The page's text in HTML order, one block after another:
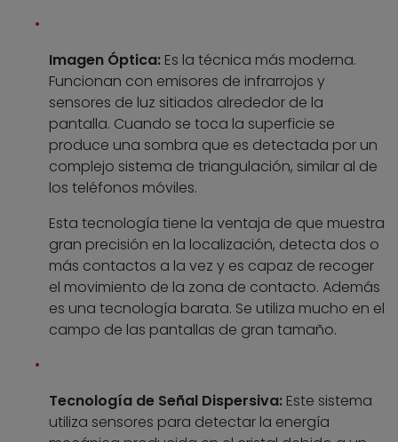
Imagen Óptica: Es la técnica más moderna.
Funcionan con emisores de infrarrojos y
sensores de luz sitiados alrededor de la
pantalla. Cuando se toca la superficie se
produce una sombra que es detectada por un
complejo sistema de triangulación, similar al de
los teléfonos móviles.
Esta tecnología tiene la ventaja de que muestra
gran precisión en la localización, detecta dos o
más contactos a la vez y es capaz de recoger
el movimiento de la zona de contacto. Además
es una tecnología barata. Se utiliza mucho en el
campo de las pantallas de gran tamaño.
Tecnología de Señal Dispersiva: Este sistema
utiliza sensores para detectar la energía